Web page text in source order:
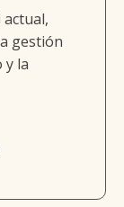
gestión
y la